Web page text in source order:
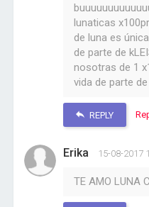
lunaticas
de luna es
de parte de
nosotras de 1
vida de parte
REPLY
Erika 15-08-2017
TE AMO LUNA